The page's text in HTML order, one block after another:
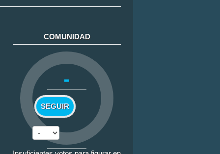
COMUNIDAD
-
SEGUIR